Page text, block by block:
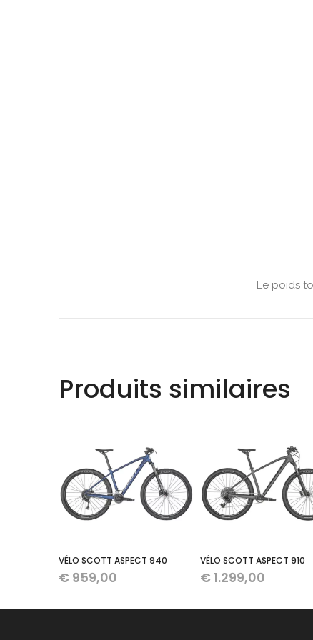
Le poids
Produits similaires
VÉLO SCOTT ASPECT 940
€ 959,00
VÉLO SCOTT ASPECT 910
€1.299,00